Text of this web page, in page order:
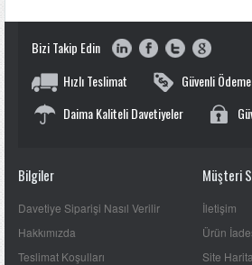
Bizi Takip Edin
Hızlı Teslimat
Güvenli Ödeme
Daima Kaliteli Davetiyeler
Bilgiler
Davetiye Siparişi Nasıl Verilir
Hakkımızda
Teslimat Koşulları
Müşteri
İletişim
Ürün
Site